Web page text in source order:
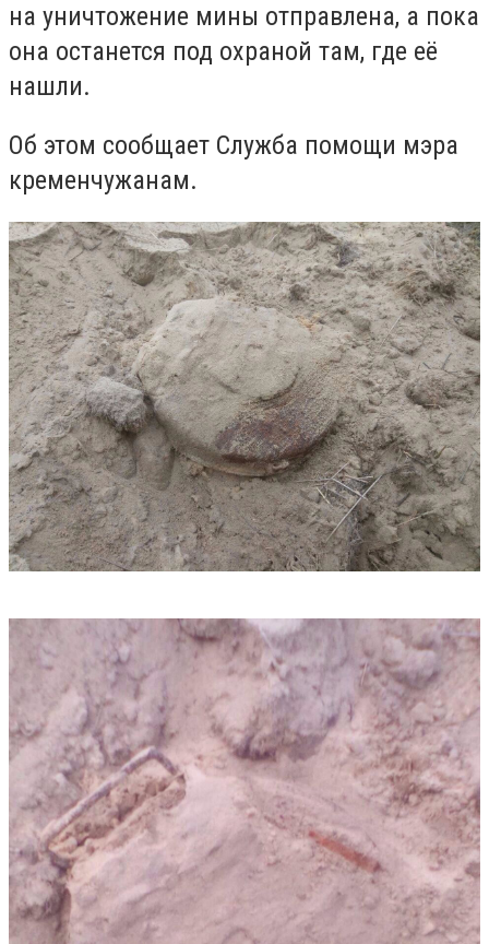
на уничтожение мины отправлена, а пока
она останется под охраной там, где её
нашли.
Об этом сообщает Служба помощи мэра
кременчужанам.